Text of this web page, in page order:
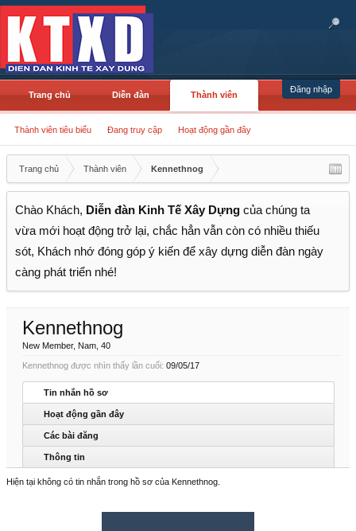
Đăng nhập
Trang chủ Diễn đàn Thành viên
Thành viên tiêu biểu Đang truy cập Hoạt động gần đây
Trang chủ Thành viên Kennethnog
Chào Khách, Diễn đàn Kinh Tế Xây Dựng của chúng ta
vừa mới hoạt động trở lại, chắc hẳn vẫn còn có nhiều thiếu
sót, Khách nhớ đóng góp ý kiến để xây dựng diễn đàn ngày
càng phát triển nhé!
Kennethnog
New Member, Nam, 40
Kennethnog được nhìn thấy lần cuối: 09/05/17
Tin nhắn hồ sơ
Hoạt động gần đây
Các bài đăng
Thông tin
Hiện tại không có tin nhắn trong hồ sơ của Kennethnog.